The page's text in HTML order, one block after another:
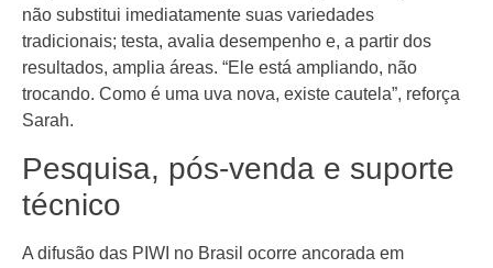
não substitui imediatamente suas variedades
tradicionais; testa, avalia desempenho e, a partir dos
resultados, amplia áreas. “Ele está ampliando, não
trocando. Como é uma uva nova, existe cautela”, reforça
Sarah.
Pesquisa, pós-venda e suporte
técnico
A difusão das PIWI no Brasil ocorre ancorada em